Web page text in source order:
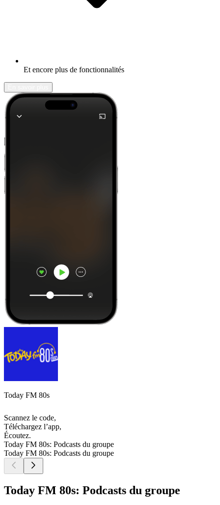
Et encore plus de fonctionnalités
Today FM 80s
Scannez le code,
Téléchargez l’app,
Écoutez.
Today FM 80s: Podcasts du groupe
Today FM 80s: Podcasts du groupe
Today FM 80s: Podcasts du groupe